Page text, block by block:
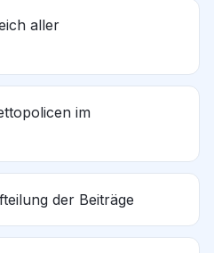
aller
im
der Beiträge